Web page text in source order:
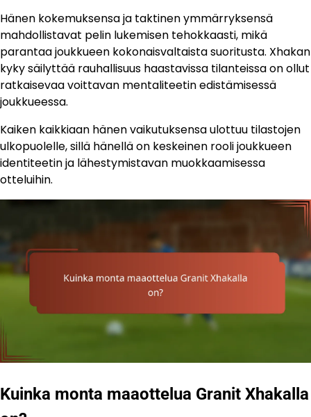
Hänen kokemuksensa ja taktinen ymmärryksensä
mahdollistavat pelin lukemisen tehokkaasti, mikä
parantaa joukkueen kokonaisvaltaista suoritusta. Xhakan
kyky säilyttää rauhallisuus haastavissa tilanteissa on ollut
ratkaisevaa voittavan mentaliteetin edistämisessä
joukkueessa.
Kaiken kaikkiaan hänen vaikutuksensa ulottuu tilastojen
ulkopuolelle, sillä hänellä on keskeinen rooli joukkueen
identiteetin ja lähestymistavan muokkaamisessa
otteluihin.
Kuinka monta maaottelua Granit Xhakalla